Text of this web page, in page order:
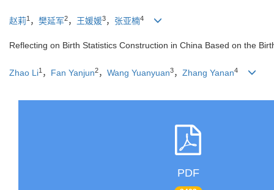
赵莉1 ， 樊延军2， 王媛媛3， 张亚楠4
Reflecting on Birth Statistics Construction in China Based on the
Zhao Li1 ， Fan Yanjun2， Wang Yuanyuan3， Zhang Yanan4
PDF